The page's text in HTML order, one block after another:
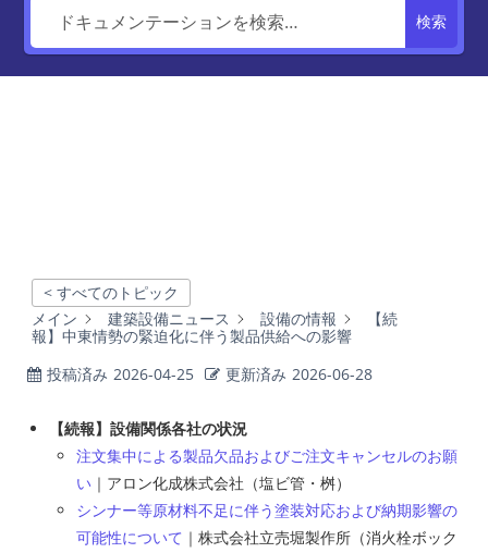
検索
< すべてのトピック
メイン
建築設備ニュース 設備の情報
【続
報】中東情勢の緊迫化に伴う製品供給への影響
投稿済み 2026-04-25 更新済み 2026-06-28
【続報】設備関係各社の状況
注文集中による製品欠品およびご注文キャンセルのお願
い ｜アロン化成株式会社（塩ビ管・桝）
シンナー等原材料不足に伴う塗装対応および納期影響の
可能性について ｜株式会社立売堀製作所（消火栓ボック